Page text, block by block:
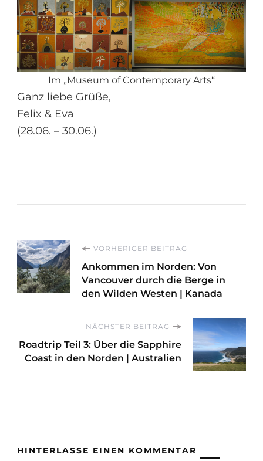
Im „Museum of Contemporary Arts“
Ganz liebe Grüße,
Felix & Eva
(28.06. – 30.06.)
Beitragsnavigation
VORHERIGER BEITRAG
Ankommen im Norden: Von
Vancouver durch die Berge in
den Wilden Westen | Kanada
NÄCHSTER BEITRAG
Roadtrip Teil 3: Über die Sapphire
Coast in den Norden | Australien
HINTERLASSE EINEN KOMMENTAR